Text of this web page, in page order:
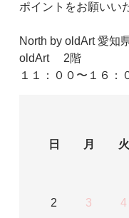
ポイントをお願いい
North by oldArt 愛知
oldArt 2階
１１：００〜１６：
日
月 火
2 3 4